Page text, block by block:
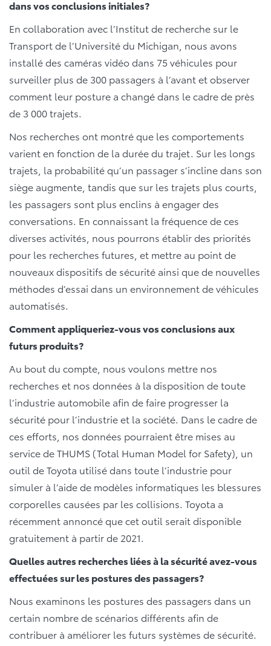
dans vos conclusions initiales?
En collaboration avec l’Institut de recherche sur le
Transport de l’Université du Michigan, nous avons
installé des caméras vidéo dans 75 véhicules pour
surveiller plus de 300 passagers à l’avant et observer
comment leur posture a changé dans le cadre de près
de 3 000 trajets.
Nos recherches ont montré que les comportements
varient en fonction de la durée du trajet. Sur les longs
trajets, la probabilité qu’un passager s’incline dans son
siège augmente, tandis que sur les trajets plus courts,
les passagers sont plus enclins à engager des
conversations. En connaissant la fréquence de ces
diverses activités, nous pourrons établir des priorités
pour les recherches futures, et mettre au point de
nouveaux dispositifs de sécurité ainsi que de nouvelles
méthodes d’essai dans un environnement de véhicules
automatisés.
Comment appliqueriez-vous vos conclusions aux
futurs produits?
Au bout du compte, nous voulons mettre nos
recherches et nos données à la disposition de toute
l’industrie automobile afin de faire progresser la
sécurité pour l’industrie et la société. Dans le cadre de
ces efforts, nos données pourraient être mises au
service de THUMS (Total Human Model for Safety), un
outil de Toyota utilisé dans toute l’industrie pour
simuler à l’aide de modèles informatiques les blessures
corporelles causées par les collisions. Toyota a
récemment annoncé que cet outil serait disponible
gratuitement à partir de 2021.
Quelles autres recherches liées à la sécurité avez-vous
effectuées sur les postures des passagers?
Nous examinons les postures des passagers dans un
certain nombre de scénarios différents afin de
contribuer à améliorer les futurs systèmes de sécurité.